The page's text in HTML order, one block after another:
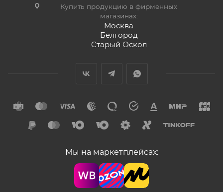
Купить продукцию в фирменных
магазинах:
Москва
Белгород
Старый Оскол
Мы на маркетплейсах: